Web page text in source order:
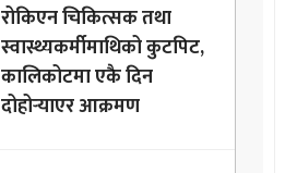
रोकिएन चिकित्सक तथा
स्वास्थ्यकर्मीमाथिको कुटपिट,
कालिकोटमा एकै दिन
दोहोर्‍याएर आक्रमण